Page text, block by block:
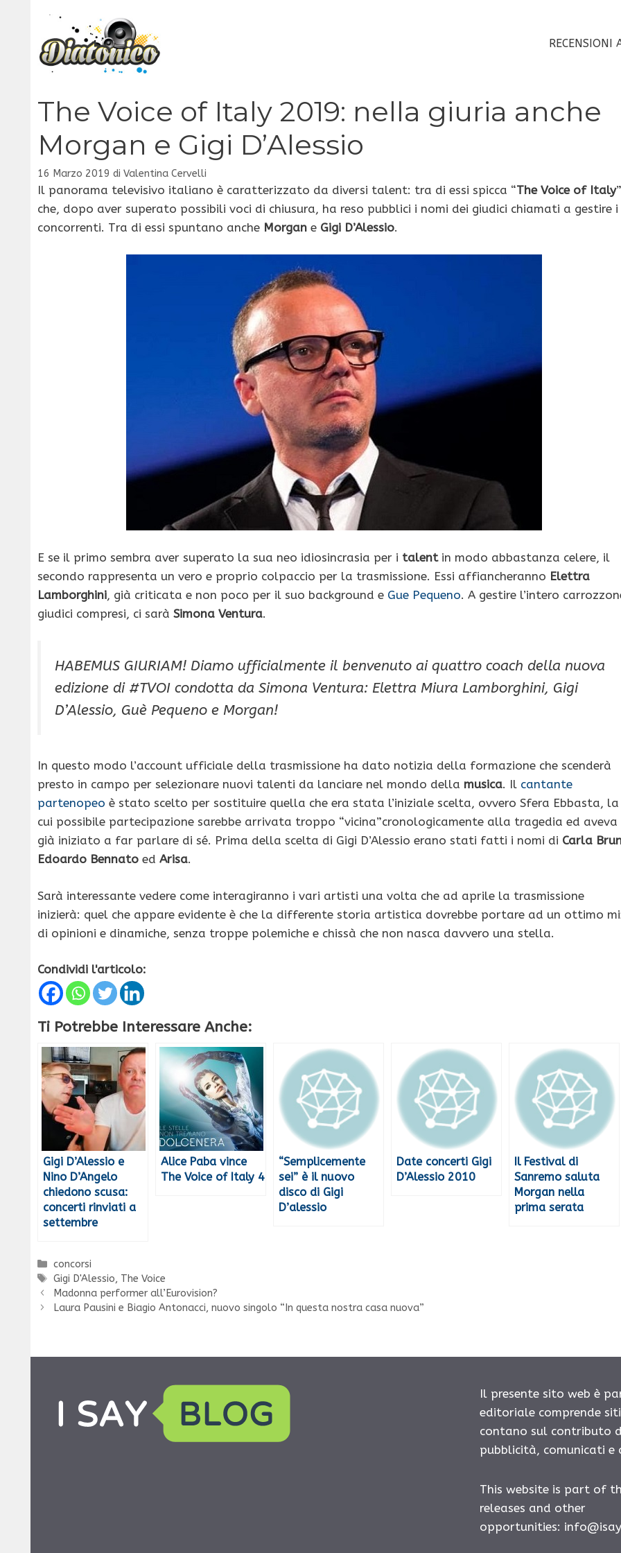
contenuto
RECENSIONI
The Voice of Italy 2019: nella giuria anche
Morgan e Gigi D’Alessio
16 Marzo 2019 di Valentina Cervelli
Il panorama televisivo italiano è caratterizzato da diversi talent: tra di essi spicca “The Voice of Italy”
che, dopo aver superato possibili voci di chiusura, ha reso pubblici i nomi dei giudici chiamati a gestire i
concorrenti. Tra di essi spuntano anche Morgan e Gigi D’Alessio.
E se il primo sembra aver superato la sua neo idiosincrasia per i talentin modo abbastanza celere, il
secondo rappresenta un vero e proprio colpaccio per la trasmissione. Essi affiancheranno Elettra
Lamborghini, già criticata e non poco per il suo background e Gue Pequeno. A gestire l’intero
giudici compresi, ci sarà Simona Ventura.
HABEMUS GIURIAM! Diamo ufficialmente il benvenuto ai quattro coach della nuova
edizione di #TVOI condotta da Simona Ventura: Elettra Miura Lamborghini, Gigi
D’Alessio, Guè Pequeno e Morgan!
In questo modo l’account ufficiale della trasmissione ha dato notizia della formazione che scenderà
presto in campo per selezionare nuovi talenti da lanciare nel mondo della musica. Il cantante
partenopeo è stato scelto per sostituire quella che era stata l’iniziale scelta, ovvero Sfera Ebbasta, la
cui possibile partecipazione sarebbe arrivata troppo “vicina”cronologicamente alla tragedia ed aveva
già iniziato a far parlare di sé. Prima della scelta di Gigi D’Alessio erano stati fatti i nomi di Carla
Edoardo Bennato ed Arisa.
Sarà interessante vedere come interagiranno i vari artisti una volta che ad aprile la trasmissione
inizierà: quel che appare evidente è che la differente storia artistica dovrebbe portare ad un ottimo
di opinioni e dinamiche, senza troppe polemiche e chissà che non nasca davvero una stella.
Condividi l'articolo:
Ti Potrebbe Interessare Anche:
Gigi D’Alessio e
Nino D’Angelo
chiedono scusa:
concerti rinviati a
settembre
Alice Paba vince
The Voice of Italy 4
“Semplicemente
sei” è il nuovo
disco di Gigi
D’alessio
Date concerti Gigi
D’Alessio 2010
Il Festival di
Sanremo saluta
Morgan nella
prima serata
Categorie
concorsi
Tag
Gigi D'Alessio, The Voice
Madonna performer all’Eurovision?
Laura Pausini e Biagio Antonacci, nuovo singolo “In questa nostra casa nuova”
Il presente sito web è
editoriale comprende
contano sul contributo
pubblicità, comunicati
This website is part of
releases and other
opportunities: